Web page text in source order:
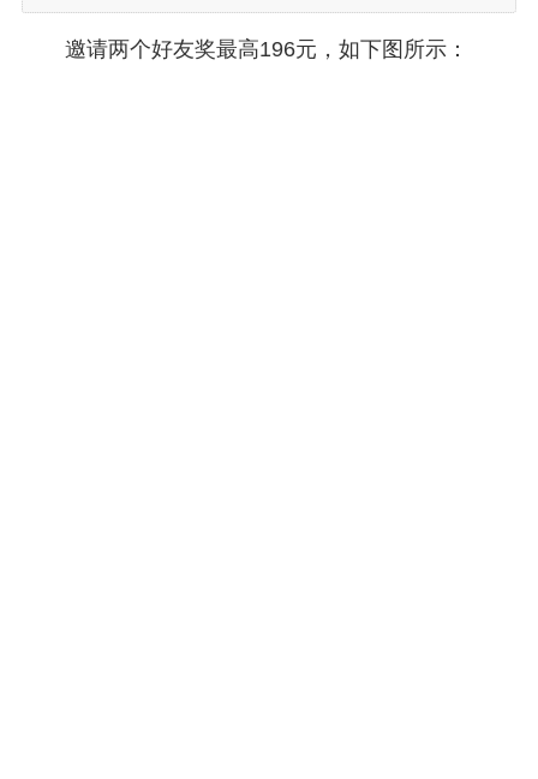
邀请两个好友奖最高196元，如下图所示：